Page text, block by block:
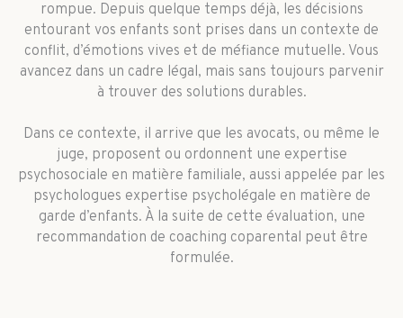
rompue. Depuis quelque temps déjà, les décisions
entourant vos enfants sont prises dans un contexte de
conflit, d’émotions vives et de méfiance mutuelle. Vous
avancez dans un cadre légal, mais sans toujours parvenir
à trouver des solutions durables.
Dans ce contexte, il arrive que les avocats, ou même le
juge, proposent ou ordonnent une expertise
psychosociale en matière familiale, aussi appelée par les
psychologues expertise psycholégale en matière de
garde d’enfants. À la suite de cette évaluation, une
recommandation de coaching coparental peut être
formulée.